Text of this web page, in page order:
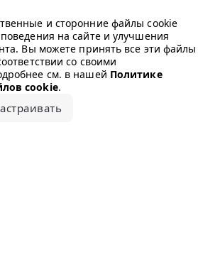
и сторонние файлы cookie
на сайте и улучшения
Вы можете принять все эти файлы
со своими
см. в нашей Политике
cookie.
the brand